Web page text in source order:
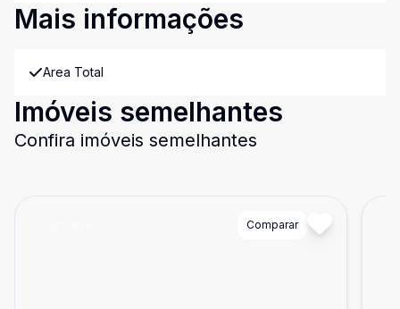
Mais informações
Area Total
Imóveis semelhantes
Confira imóveis semelhantes
Comparar